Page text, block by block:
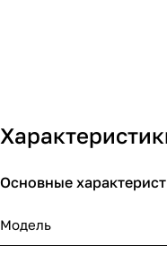
Основные
Модель